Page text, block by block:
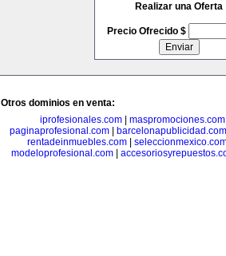
Realizar una Oferta
Precio Ofrecido $
Otros dominios en venta:
iprofesionales.com
maspromociones.com
paginaprofesional.com|
barcelonapublicidad.com
rentadeinmuebles.com
modeloprofesional.com|